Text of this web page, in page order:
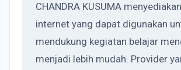
CHANDRA KUSUMA
internet yang dapat digunakan
mendukung kegiatan belajar
menjadi lebih mudah. Provider